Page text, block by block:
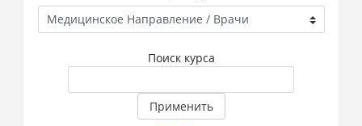
Поиск курса
Применить